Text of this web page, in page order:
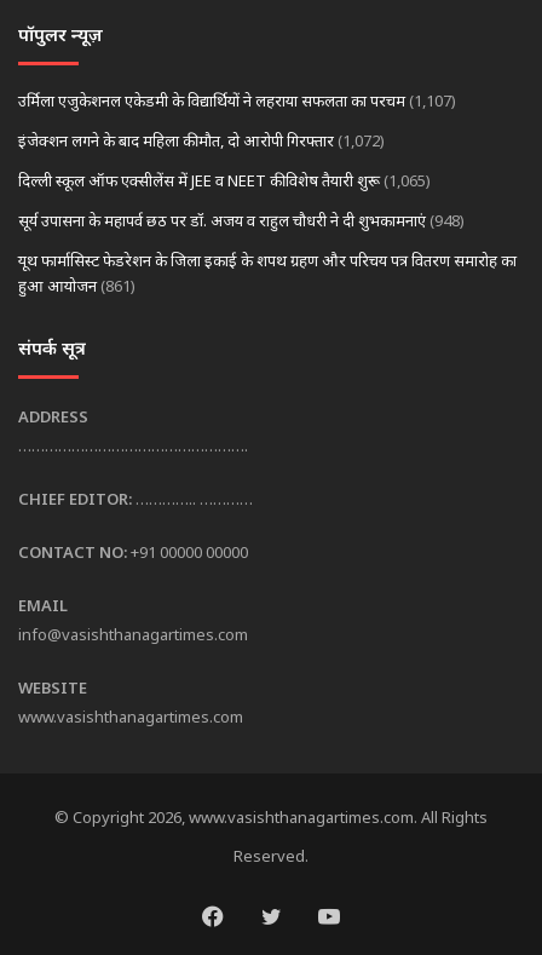
पॉपुलर न्यूज़
उर्मिला एजुकेशनल एकेडमी के विद्यार्थियों ने लहराया सफलता का परचम (1,107)
इंजेक्शन लगने के बाद महिला की मौत, दो आरोपी गिरफ्तार (1,072)
दिल्ली स्कूल ऑफ एक्सीलेंस में JEE व NEET की विशेष तैयारी शुरू (1,065)
सूर्य उपासना के महापर्व छठ पर डॉ. अजय व राहुल चौधरी ने दी शुभकामनाएं (948)
यूथ फार्मासिस्ट फेडरेशन के जिला इकाई के शपथ ग्रहण और परिचय पत्र वितरण समारोह का
हुआ आयोजन (861)
संपर्क सूत्र
ADDRESS
…………………………………………….
CHIEF EDITOR: ………….. …………
CONTACT NO:+91 00000 00000
EMAIL
info@vasishthanagartimes.com
WEBSITE
www.vasishthanagartimes.com
© Copyright 2026, www.vasishthanagartimes.com. All Rights
Reserved.
Facebook
TwitterYouTube